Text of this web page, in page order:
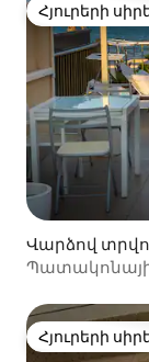
Հյուրերի
Հյուրերի
Վարձով
Հյուրերի
Հյուրերի